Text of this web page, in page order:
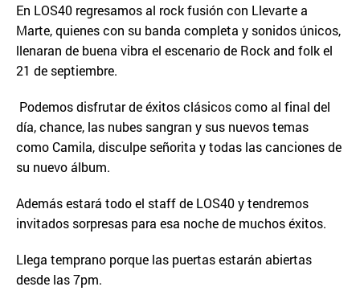
En LOS40 regresamos al rock fusión con Llevarte a
Marte, quienes con su banda completa y sonidos únicos,
llenaran de buena vibra el escenario de Rock and folk el
21 de septiembre.
Podemos disfrutar de éxitos clásicos como al final del
día, chance, las nubes sangran y sus nuevos temas
como Camila, disculpe señorita y todas las canciones de
su nuevo álbum.
Además estará todo el staff de LOS40 y tendremos
invitados sorpresas para esa noche de muchos éxitos.
Llega temprano porque las puertas estarán abiertas
desde las 7pm.